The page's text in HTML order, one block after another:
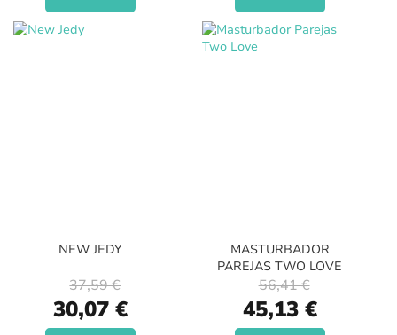
NEW JEDY
Special
Price
30,07 €
37,59 €
MASTURBADOR
PAREJAS TWO LOVE
Special
Price
45,13 €
56,41 €